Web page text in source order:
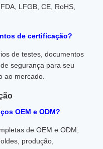
LFGB, CE, RoHS,
de certificação?
de testes, documentos
segurança para seu
ao mercado.
OEM e ODM?
de OEM e ODM,
produção,